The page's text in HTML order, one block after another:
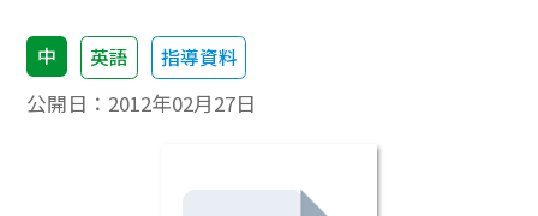
中 英語 指導資料
公開日： 2012年02月27日